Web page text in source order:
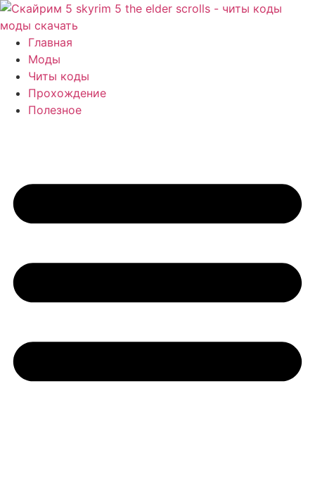
Перейти
к
содержимому
Главная
Моды
Читы коды
Прохождение
Полезное